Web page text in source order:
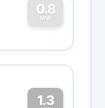
0.8
MW
0
1.3